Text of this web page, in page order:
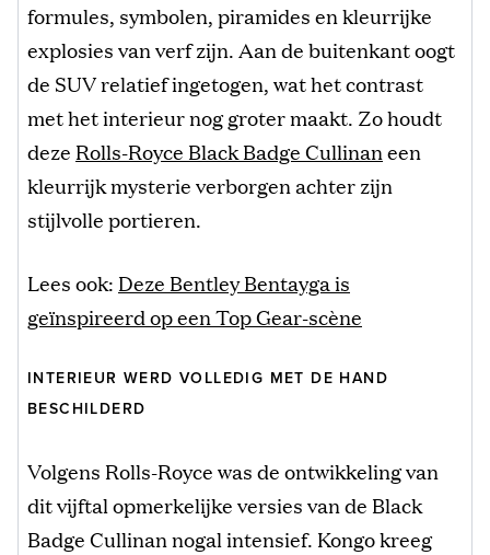
formules, symbolen, piramides en kleurrijke
explosies van verf zijn. Aan de buitenkant oogt
de SUV relatief ingetogen, wat het contrast
met het interieur nog groter maakt. Zo houdt
deze Rolls-Royce Black Badge Cullinaneen
kleurrijk mysterie verborgen achter zijn
stijlvolle portieren.
Lees ook: Deze Bentley Bentayga is
geïnspireerd op een Top Gear-scène
INTERIEUR WERD VOLLEDIG MET DE HAND
BESCHILDERD
Volgens Rolls-Royce was de ontwikkeling van
dit vijftal opmerkelijke versies van de Black
Badge Cullinan nogal intensief. Kongo kreeg